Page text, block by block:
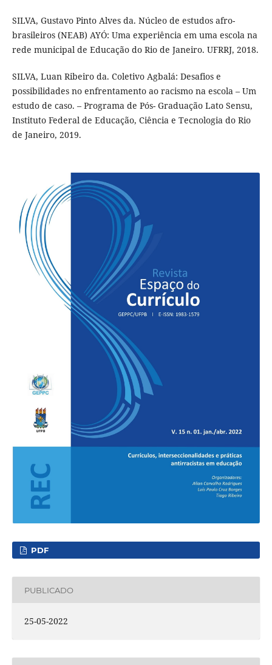
SILVA, Gustavo Pinto Alves da. Núcleo de estudos afro-
brasileiros (NEAB) AYÓ: Uma experiência em uma escola na
rede municipal de Educação do Rio de Janeiro. UFRRJ, 2018.
SILVA, Luan Ribeiro da. Coletivo Agbalá: Desafios e
possibilidades no enfrentamento ao racismo na escola – Um
estudo de caso. – Programa de Pós- Graduação Lato Sensu,
Instituto Federal de Educação, Ciência e Tecnologia do Rio
de Janeiro, 2019.
PDF
PUBLICADO
25-05-2022